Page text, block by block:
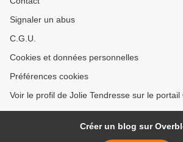
Signaler un abus
C.G.U.
Cookies et données personnelles
Préférences cookies
Voir le profil de Jolie Tendresse sur le portail
Créer un blog sur